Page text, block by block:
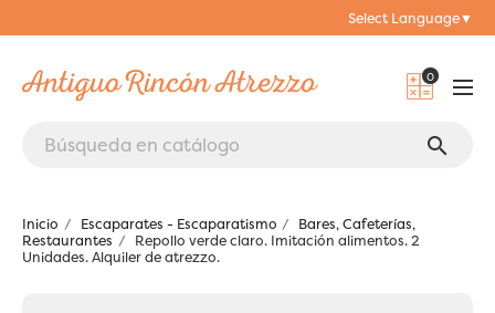
Select Language▼
0
search
Inicio Escaparates - Escaparatismo
Bares, Cafeterías,
Restaurantes
Repollo verde claro. Imitación alimentos. 2
Unidades. Alquiler de atrezzo.